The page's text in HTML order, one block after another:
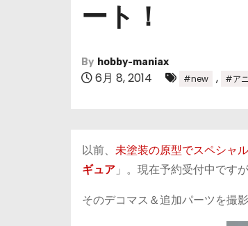
ート！
By hobby-maniax
6月 8, 2014 #new , #ア
以前、 未塗装の原型でスペシャ
ギュア 」。現在予約受付中です
そのデコマス＆追加パーツを撮